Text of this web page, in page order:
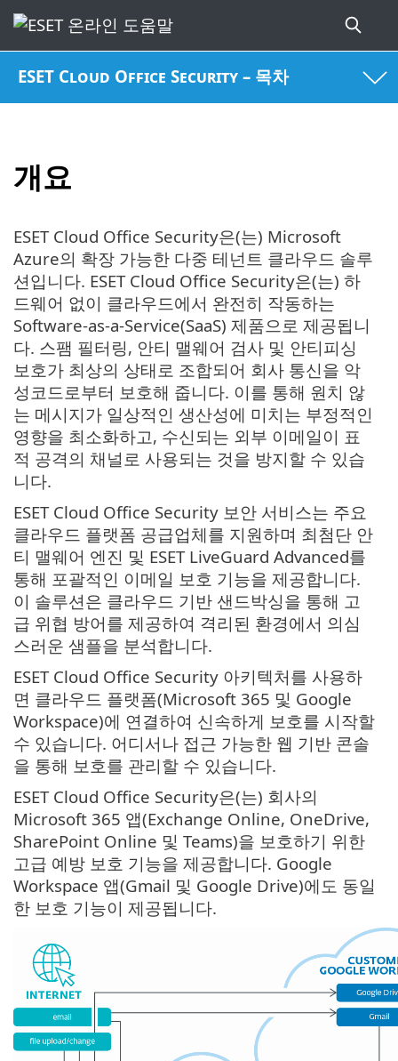
ESET Cloud Office Security – 목차
개요
ESET Cloud Office Security은(는) Microsoft
Azure의 확장 가능한 다중 테넌트 클라우드 솔루
션입니다. ESET Cloud Office Security은(는) 하
드웨어 없이 클라우드에서 완전히 작동하는
Software-as-a-Service(SaaS) 제품으로 제공됩니
다. 스팸 필터링, 안티 맬웨어 검사 및 안티피싱
보호가 최상의 상태로 조합되어 회사 통신을 악
성코드로부터 보호해 줍니다. 이를 통해 원치 않
는 메시지가 일상적인 생산성에 미치는 부정적인
영향을 최소화하고, 수신되는 외부 이메일이 표
적 공격의 채널로 사용되는 것을 방지할 수 있습
니다.
ESET Cloud Office Security 보안 서비스는 주요
클라우드 플랫폼 공급업체를 지원하며 최첨단 안
티 맬웨어 엔진 및 ESET LiveGuard Advanced를
통해 포괄적인 이메일 보호 기능을 제공합니다.
이 솔루션은 클라우드 기반 샌드박싱을 통해 고
급 위협 방어를 제공하여 격리된 환경에서 의심
스러운 샘플을 분석합니다.
ESET Cloud Office Security 아키텍처를 사용하
면 클라우드 플랫폼(Microsoft 365 및 Google
Workspace)에 연결하여 신속하게 보호를 시작할
수 있습니다. 어디서나 접근 가능한 웹 기반 콘솔
을 통해 보호를 관리할 수 있습니다.
ESET Cloud Office Security은(는) 회사의
Microsoft 365 앱(Exchange Online, OneDrive,
SharePoint Online 및 Teams)을 보호하기 위한
고급 예방 보호 기능을 제공합니다. Google
Workspace 앱(Gmail 및 Google Drive)에도 동일
한 보호 기능이 제공됩니다.